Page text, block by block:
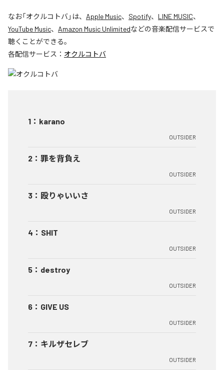
なお「オクルコトバ」は、 Apple Music、 Spotify、 LINE MUSIC、
YouTube Music、 Amazon Music Unlimitedなどの音楽配信サービスで
聴くことができる。
各配信サービス： オクルコトバ
1 ： karano
OUTSIDER
2 ： 罪を背負え
OUTSIDER
3 ： 殴りゃいいさ
OUTSIDER
4 ： SHIT
OUTSIDER
5 ： destroy
OUTSIDER
6 ： GIVE US
OUTSIDER
7 ： キルザセレブ
OUTSIDER